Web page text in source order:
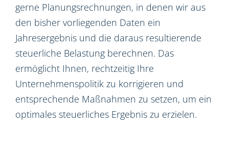
gerne Planungsrechnungen, in denen wir aus
den bisher vorliegenden Daten ein
Jahresergebnis und die daraus resultierende
steuerliche Belastung berechnen. Das
ermöglicht Ihnen, rechtzeitig Ihre
Unternehmenspolitik zu korrigieren und
entsprechende Maßnahmen zu setzen, um ein
optimales steuerliches Ergebnis zu erzielen.